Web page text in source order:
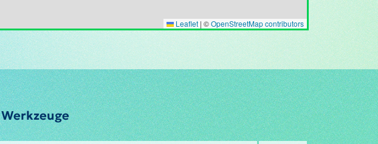
Leaflet | ©OpenStreetMap contributors
Werkzeuge